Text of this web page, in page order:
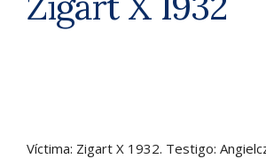
Víctima: Zigart X 1932. Testigo: